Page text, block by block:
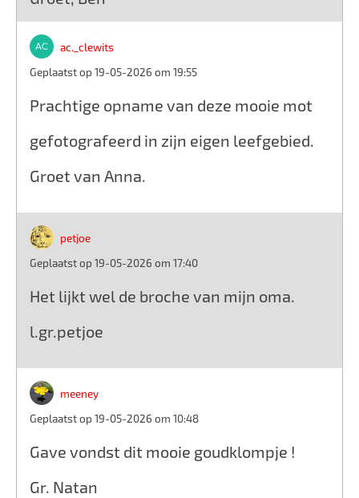
ac._clewits
Geplaatst op 19-05-2026 om 19:55
Prachtige opname van deze mooie mot
gefotografeerd in zijn eigen leefgebied.
Groet van Anna.
petjoe
Geplaatst op 19-05-2026 om 17:40
Het lijkt wel de broche van mijn oma.
l.gr.petjoe
meeney
Geplaatst op 19-05-2026 om 10:48
Gave vondst dit mooie goudklompje !
Gr. Natan